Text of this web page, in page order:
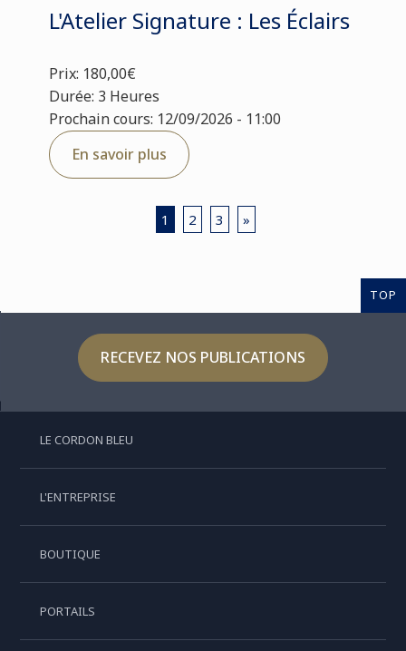
L'Atelier Signature : Les Éclairs
Prix: 180,00€
Durée: 3 Heures
Prochain cours: 12/09/2026 - 11:00
En savoir plus
1 2 3 »
TOP
RECEVEZ NOS PUBLICATIONS
LE CORDON BLEU
L'ENTREPRISE
BOUTIQUE
PORTAILS